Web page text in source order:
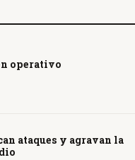
operativo
ataques y agravan la